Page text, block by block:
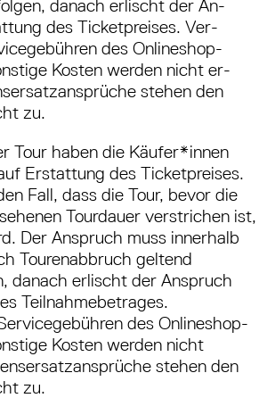
danach erlischt der An­
des Ticketpreises. Ver­
des Onlineshop­
Kosten werden nicht er­
stehen den
zu.
Tour haben die Käufer*innen
Erstattung des Ticketpreises.
Fall, dass die Tour, bevor die
Tourdauer verstrichen ist,
Der Anspruch muss innerhalb
Tourenabbruch geltend
danach erlischt der Anspruch
Teilnahmebetrages.
des Onlineshop-
Kosten werden nicht
stehen den
zu.